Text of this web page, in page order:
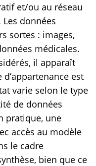
et/ou au réseau
données
sortes : images,
médicales.
il apparaît
est
varie selon le type
de données
pratique, une
accès au modèle
le cadre
bien que ce